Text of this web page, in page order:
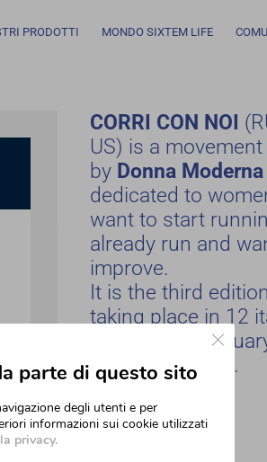
PRODOTTI MONDO SIXTEM LIFE
CORRI CON NOI
US) is a movement
by Donna Moderna
dedicated to
want to start
already run and
improve.
It is the third
taking place in 12
cities, from
november 2020.
parte di questo sito
degli utenti e per
informazioni sui cookie utilizzati
privacy.
Close